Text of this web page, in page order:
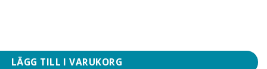
av öron mängd
LÄGG TILL I VARUKORG